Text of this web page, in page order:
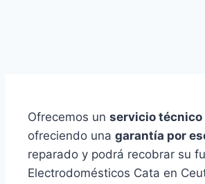
Ofrecemos un servicio técnico
ofreciendo una garantía por
reparado y podrá recobrar su
Electrodomésticos Cata en